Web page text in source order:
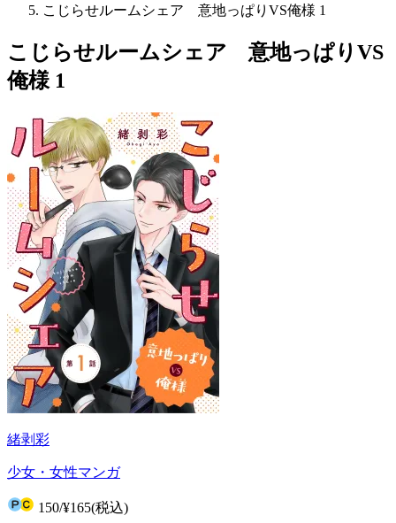
こじらせルームシェア 意地っぱりVS俺様 1
こじらせルームシェア 意地っぱりVS
俺様 1
緒剥彩
少女・女性マンガ
150/¥165(税込)